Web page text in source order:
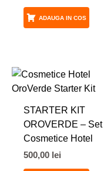
ADAUGA IN COS
STARTER KIT
OROVERDE – Set
Cosmetice Hotel
500,00 lei